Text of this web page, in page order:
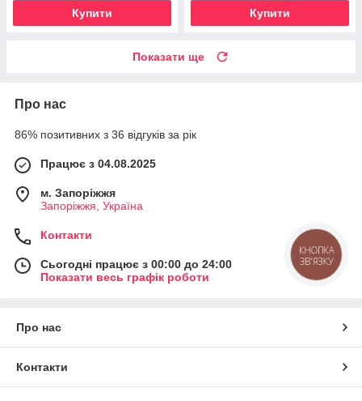
Купити Купити
Показати ще
Про нас
86% позитивних з 36 відгуків за рік
Працює з 04.08.2025
м. Запоріжжя
Запоріжжя, Україна
Контакти
Сьогодні працює з 00:00 до 24:00
Показати весь графік роботи
Про нас
Контакти
КНОПКА
ЗВ'ЯЗКУ